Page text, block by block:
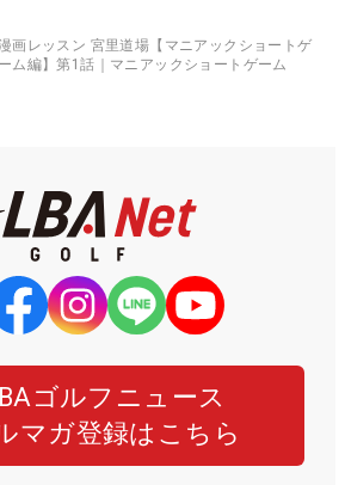
画レッスン 宮里道場【マニアックショートゲ
ーム編】第1話｜マニアックショートゲーム
ゴルフニュース
マガ登録はこちら